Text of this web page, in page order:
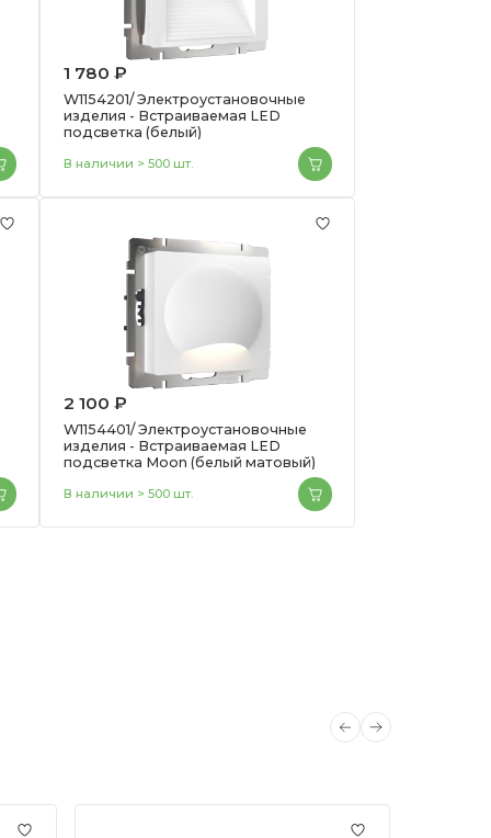
1 780 ₽
W1154201/ Электроустановочные
изделия - Встраиваемая LED
подсветка (белый)
В наличии > 500 шт.
2 100 ₽
W1154401/ Электроустановочные
изделия - Встраиваемая LED
подсветка Moon (белый матовый)
В наличии > 500 шт.